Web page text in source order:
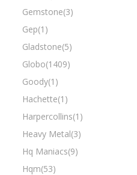
Gemstone(3)
Gep(1)
Gladstone(5)
Globo(1409)
Goody(1)
Hachette(1)
Harpercollins(1)
Heavy Metal(3)
Hq Maniacs(9)
Hqm(53)